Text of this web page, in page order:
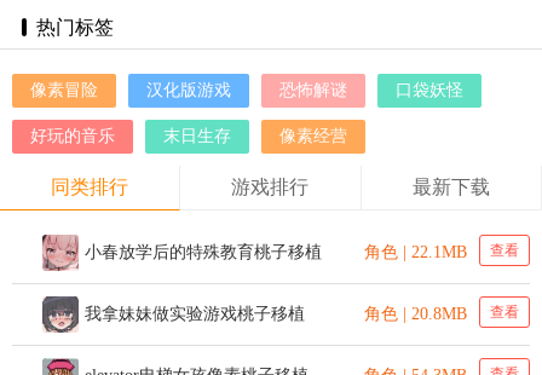
热门标签
像素冒险 汉化版游戏 恐怖解谜 口袋妖怪
好玩的音乐 末日生存 像素经营
同类排行 游戏排行 最新下载
小春放学后的特殊教育桃子移植 角色 | 22.1MB 查看
我拿妹妹做实验游戏桃子移植 角色 | 20.8MB 查看